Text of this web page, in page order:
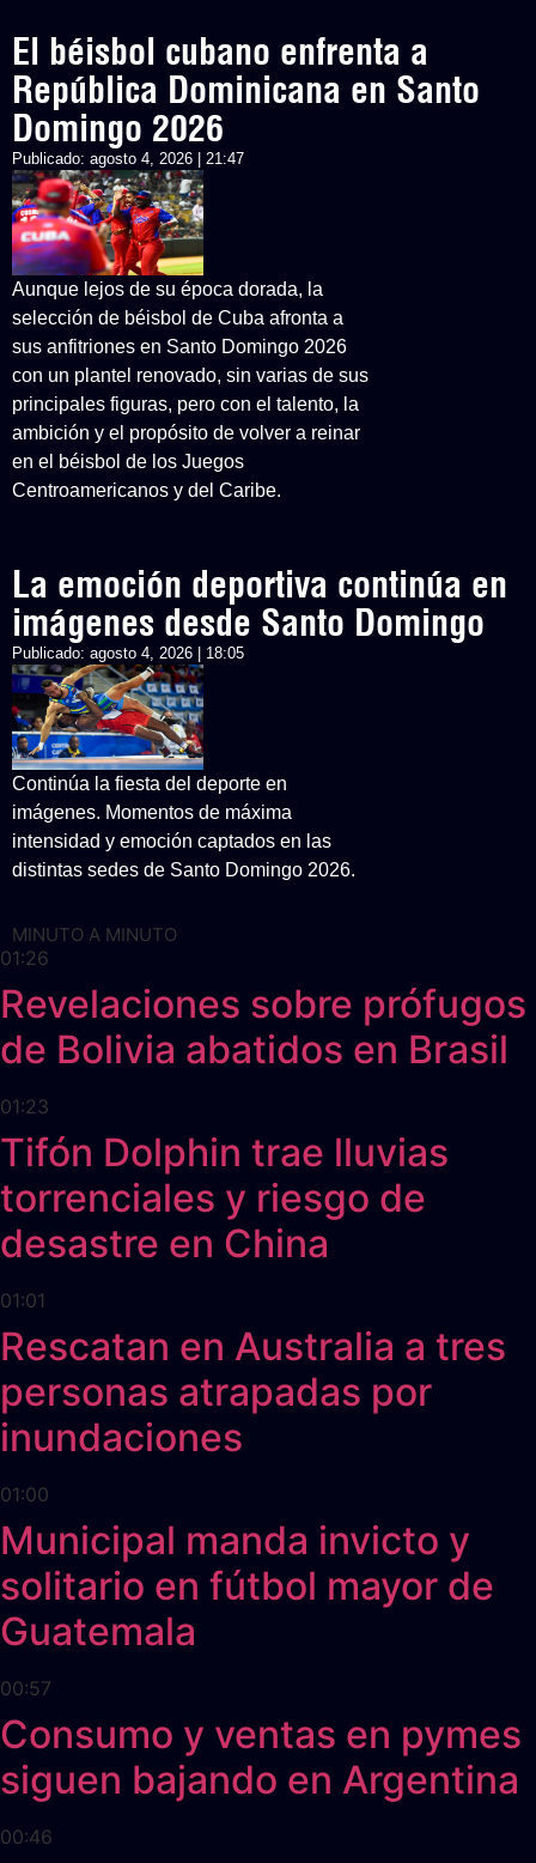
El béisbol cubano enfrenta a
República Dominicana en Santo
Domingo 2026
Publicado: agosto 4, 2026 | 21:47
Aunque lejos de su época dorada, la
selección de béisbol de Cuba afronta a
sus anfitriones en Santo Domingo 2026
con un plantel renovado, sin varias de sus
principales figuras, pero con el talento, la
ambición y el propósito de volver a reinar
en el béisbol de los Juegos
Centroamericanos y del Caribe.
La emoción deportiva continúa en
imágenes desde Santo Domingo
Publicado: agosto 4, 2026 | 18:05
Continúa la fiesta del deporte en
imágenes. Momentos de máxima
intensidad y emoción captados en las
distintas sedes de Santo Domingo 2026.
MINUTO A MINUTO
01:26
Revelaciones sobre prófugos
de Bolivia abatidos en Brasil
01:23
Tifón Dolphin trae lluvias
torrenciales y riesgo de
desastre en China
01:01
Rescatan en Australia a tres
personas atrapadas por
inundaciones
01:00
Municipal manda invicto y
solitario en fútbol mayor de
Guatemala
00:57
Consumo y ventas en pymes
siguen bajando en Argentina
00:46